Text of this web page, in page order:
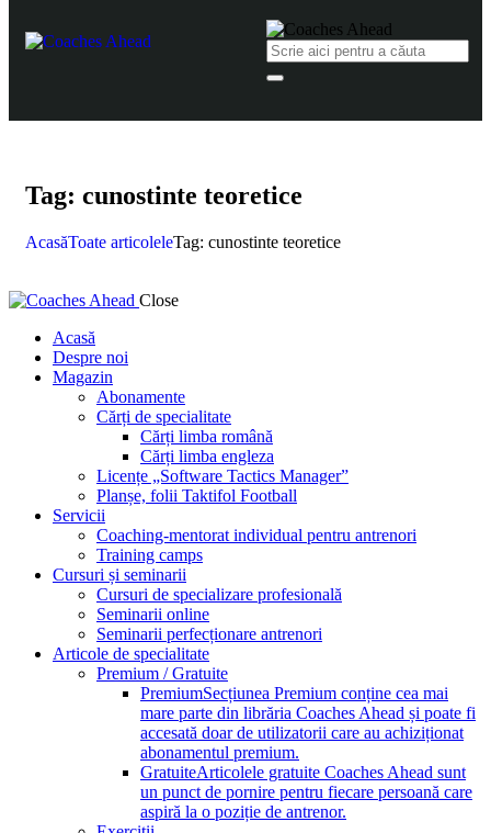
Tag: cunostinte teoretice
AcasăToate articoleleTag: cunostinte teoretice
Close
Acasă
Despre noi
Magazin
Abonamente
Cărți de specialitate
Cărți limba română
Cărți limba engleza
Licențe „Software Tactics Manager”
Planșe, folii Taktifol Football
Servicii
Coaching-mentorat individual pentru antrenori
Training camps
Cursuri și seminarii
Cursuri de specializare profesională
Seminarii online
Seminarii perfecționare antrenori
Articole de specialitate
Premium / Gratuite
PremiumSecțiunea Premium conține cea mai
mare parte din librăria Coaches Ahead și poate fi
accesată doar de utilizatorii care au achiziționat
abonamentul premium.
GratuiteArticolele gratuite Coaches Ahead sunt
un punct de pornire pentru fiecare persoană care
aspiră la o poziție de antrenor.